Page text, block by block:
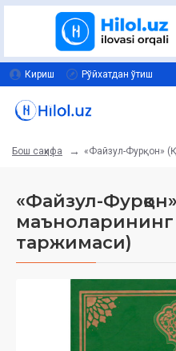
Кириш Рўйхатдан ўтиш
Бош саҳифа «Файзул-Фурқон»
«Файзул-
маъноларининг
таржимаси)